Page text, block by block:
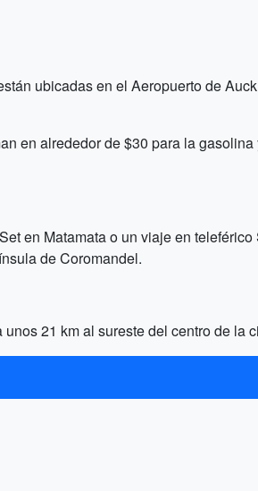
ubicadas en el Aeropuerto de
en alrededor de $30 para la
en Matamata o un viaje en
de Coromandel.
21 km al sureste del centro de la